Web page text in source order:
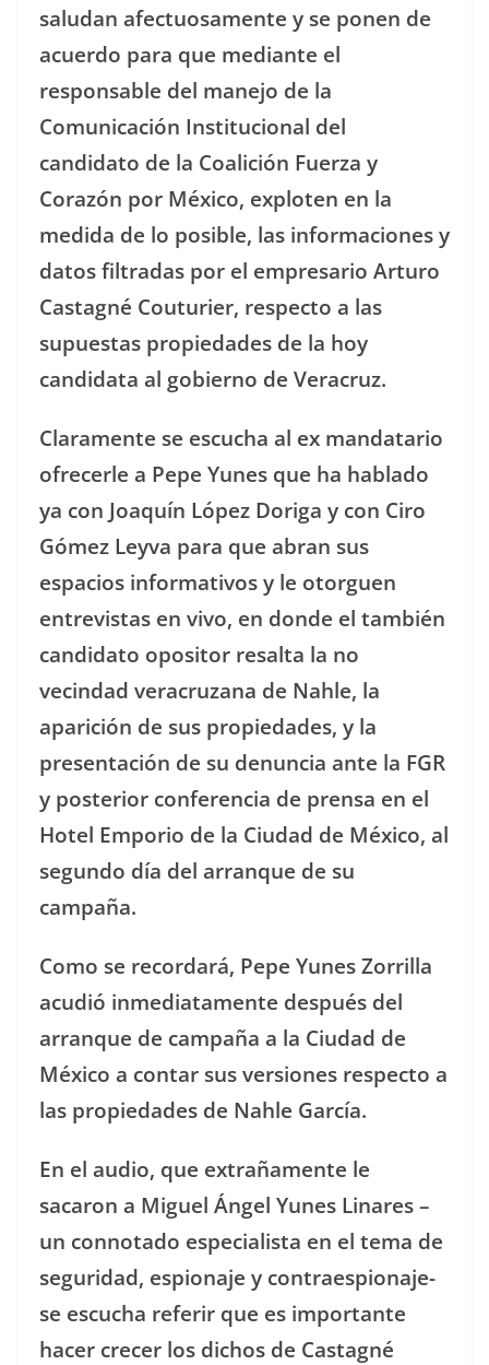
saludan afectuosamente y se ponen de
acuerdo para que mediante el
responsable del manejo de la
Comunicación Institucional del
candidato de la Coalición Fuerza y
Corazón por México, exploten en la
medida de lo posible, las informaciones y
datos filtradas por el empresario Arturo
Castagné Couturier, respecto a las
supuestas propiedades de la hoy
candidata al gobierno de Veracruz.
Claramente se escucha al ex mandatario
ofrecerle a Pepe Yunes que ha hablado
ya con Joaquín López Doriga y con Ciro
Gómez Leyva para que abran sus
espacios informativos y le otorguen
entrevistas en vivo, en donde el también
candidato opositor resalta la no
vecindad veracruzana de Nahle, la
aparición de sus propiedades, y la
presentación de su denuncia ante la FGR
y posterior conferencia de prensa en el
Hotel Emporio de la Ciudad de México, al
segundo día del arranque de su
campaña.
Como se recordará, Pepe Yunes Zorrilla
acudió inmediatamente después del
arranque de campaña a la Ciudad de
México a contar sus versiones respecto a
las propiedades de Nahle García.
En el audio, que extrañamente le
sacaron a Miguel Ángel Yunes Linares –
un connotado especialista en el tema de
seguridad, espionaje y contraespionaje-
se escucha referir que es importante
hacer crecer los dichos de Castagné